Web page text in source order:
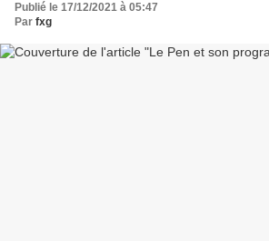
Publié le 17/12/2021 à 05:47
Par fxg